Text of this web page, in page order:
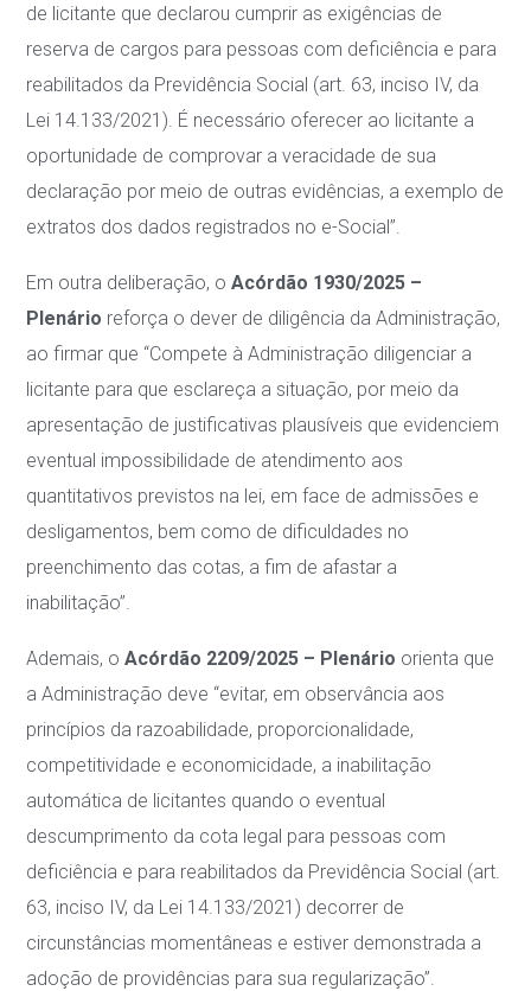
de licitante que declarou cumprir as exigências de
reserva de cargos para pessoas com deficiência e para
reabilitados da Previdência Social (art. 63, inciso IV, da
Lei 14.133/2021). É necessário oferecer ao licitante a
oportunidade de comprovar a veracidade de sua
declaração por meio de outras evidências, a exemplo de
extratos dos dados registrados no e-Social”.
Em outra deliberação, oAcórdão 1930/2025 –
Plenário reforça o dever de diligência da Administração,
ao firmar que “Compete à Administração diligenciar a
licitante para que esclareça a situação, por meio da
apresentação de justificativas plausíveis que evidenciem
eventual impossibilidade de atendimento aos
quantitativos previstos na lei, em face de admissões e
desligamentos, bem como de dificuldades no
preenchimento das cotas, a fim de afastar a
inabilitação”.
Ademais, oAcórdão 2209/2025 – Plenário orienta que
a Administração deve “evitar, em observância aos
princípios da razoabilidade, proporcionalidade,
competitividade e economicidade, a inabilitação
automática de licitantes quando o eventual
descumprimento da cota legal para pessoas com
deficiência e para reabilitados da Previdência Social (art.
63, inciso IV, da Lei 14.133/2021) decorrer de
circunstâncias momentâneas e estiver demonstrada a
adoção de providências para sua regularização”.